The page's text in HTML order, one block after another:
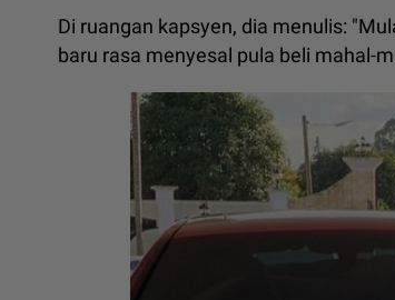
Di ruangan kapsyen, dia menulis:
baru rasa menyesal pula beli mahal-